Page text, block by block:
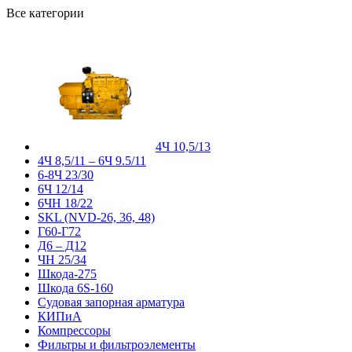
Все категории
4Ч 10,5/13
4Ч 8,5/11 – 6Ч 9.5/11
6-8Ч 23/30
6Ч 12/14
6ЧН 18/22
SKL (NVD-26, 36, 48)
Г60-Г72
Д6 – Д12
ЧН 25/34
Шкода-275
Шкода 6S-160
Судовая запорная арматура
КИПиА
Компрессоры
Фильтры и фильтроэлементы